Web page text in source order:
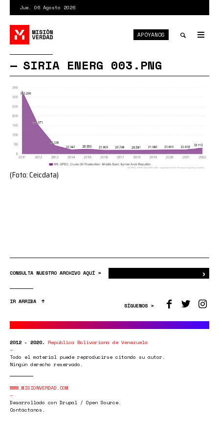
contenido
principal
Jue. 06 Agosto 2026
search
APÓYANOS
SIRIA ENERG 003.PNG
(Foto: Ceicdata)
CONSULTA NUESTRO ARCHIVO AQUÍ > ›
IR ARRIBA
SÍGUENOS >
2012 - 2020. República Bolivariana de Venezuela
Todo el material puede reproducirse citando su autor.
Ningún derecho reservado.
WWW.MISIONVERDAD.COM
Desarrollado con Drupal / Open Source.
Contáctanos.